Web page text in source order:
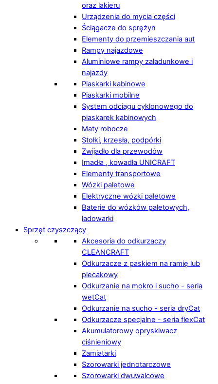
oraz lakieru
Urządzenia do mycia części
Ściągacze do sprężyn
Elementy do przemieszczania aut
Rampy najazdowe
Aluminiowe rampy załadunkowe i
najazdy
Piaskarki kabinowe
Piaskarki mobilne
System odciągu cyklonowego do
piaskarek kabinowych
Maty robocze
Stołki, krzesła, podpórki
Zwijadło dla przewodów
Imadła , kowadła UNICRAFT
Elementy transportowe
Wózki paletowe
Elektryczne wózki paletowe
Baterie do wózków paletowych,
ładowarki
Sprzęt czyszczący
Akcesoria do odkurzaczy
CLEANCRAFT
Odkurzacze z paskiem na ramię lub
plecakowy
Odkurzanie na mokro i sucho - seria
wetCat
Odkurzanie na sucho - seria dryCat
Odkurzacze specjalne - seria flexCat
Akumulatorowy opryskiwacz
ciśnieniowy
Zamiatarki
Szorowarki jednotarczowe
Szorowarki dwuwalcowe